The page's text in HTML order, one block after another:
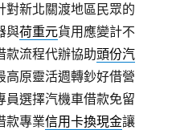
對新北關渡地區民眾的
與荷重元貨用應變計不
款流程代辦協助頭份汽
高原靈活週轉鈔好借營
員選擇汽機車借款免留
款專業信用卡換現金讓